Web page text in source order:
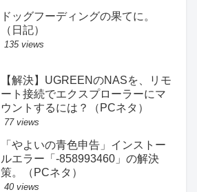
ドッグフーディングの果てに。
（日記）
135 views
【解決】UGREENのNASを、リモ
ート接続でエクスプローラーにマ
ウントするには？（PCネタ）
77 views
「やよいの青色申告」インストー
ルエラー「-858993460」の解決
策。（PCネタ）
40 views